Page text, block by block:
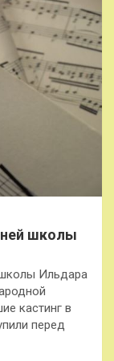
школы
Ильдара
кастинг в
перед